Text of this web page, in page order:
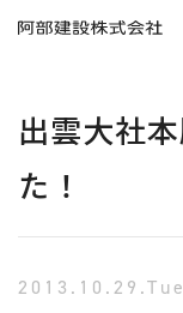
出雲大社
た！
2013.10.29.Tue